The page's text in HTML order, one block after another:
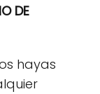
DE
hayas